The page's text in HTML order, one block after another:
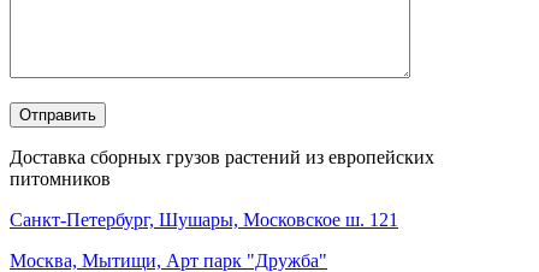
Доставка сборных грузов растений из европейских
питомников
Санкт-Петербург, Шушары, Московское ш. 121
Москва, Мытищи, Арт парк "Дружба"